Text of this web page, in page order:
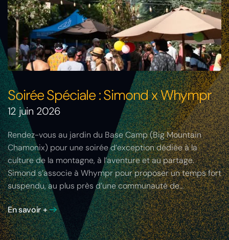
Soirée Spéciale : Simond x Whympr
12 juin 2026
Rendez-vous au jardin du Base Camp (Big Mountain
Chamonix) pour une soirée d’exception dédiée à la
culture de la montagne, à l’aventure et au partage.
Simond s’associe à Whympr pour proposer un temps fort
suspendu, au plus près d’une communauté de…
En savoir +